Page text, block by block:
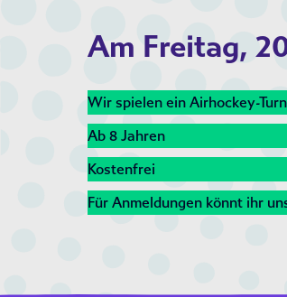
Am Freitag,
Wir spielen ein Airhockey-
Ab 8 Jahren
Kostenfrei
Für Anmeldungen könnt ihr